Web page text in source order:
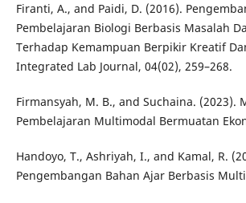
Firanti, A., and Paidi, D. (2016).
Pembelajaran Biologi Berbasis Masalah
Terhadap Kemampuan Berpikir Kreatif
Integrated Lab Journal, 04(02), 259–268.
Firmansyah, M. B., and Suchaina. (2023).
Pembelajaran Multimodal Bermuatan
Handoyo, T., Ashriyah, I., and Kamal, R.
Pengembangan Bahan Ajar Berbasis